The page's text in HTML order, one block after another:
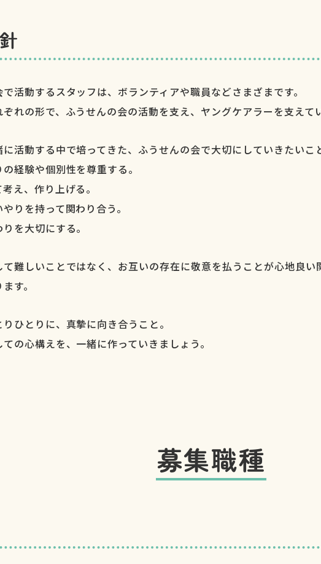
活動するスタッフは、ボランティアや職員などさまざまです。
れの形で、ふうせんの会の活動を支え、ヤングケアラーを支えてい
活動する中で培ってきた、ふうせんの会で大切にしていきたいこ
経験や個別性を尊重する。
え、作り上げる。
りを持って関わり合う。
を大切にする。
て難しいことではなく、お互いの存在に敬意を払うことが心地良い
す。
ひとりに、真摯に向き合うこと。
の心構えを、一緒に作っていきましょう。
募集職種